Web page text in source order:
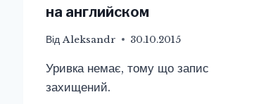
на английском
Від Aleksandr 30.10.2015
Уривка немає, тому що запис
захищений.